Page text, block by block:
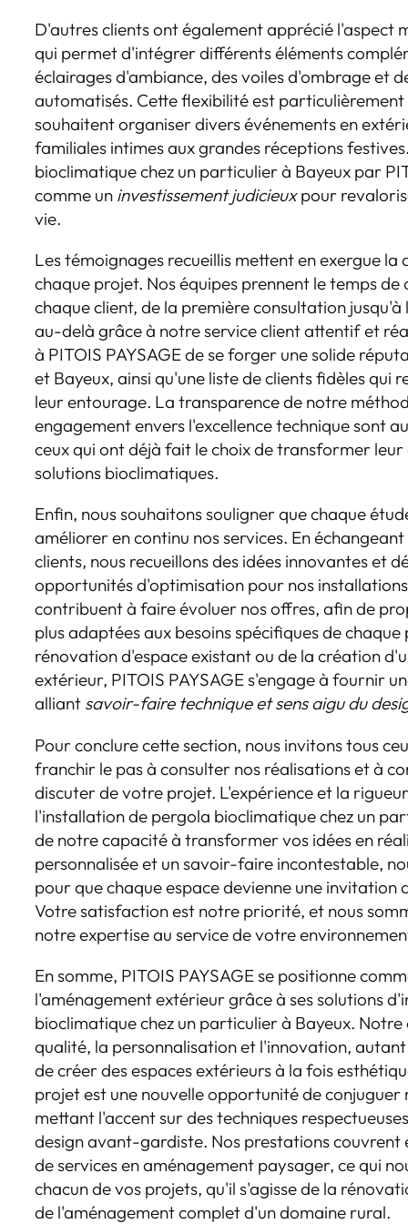
D'autres clients ont également apprécié l'aspect
qui permet d'intégrer différents éléments
éclairages d'ambiance, des voiles d'ombrage et
automatisés. Cette flexibilité est
souhaitent organiser divers événements en
familiales intimes aux grandes réceptions
bioclimatique chez un particulier à Bayeux par
comme un investissement judicieuxpour
vie.
Les témoignages recueillis mettent en exergue
chaque projet. Nos équipes prennent le temps
chaque client, de la première consultation
au-delà grâce à notre service client attentif et
à PITOIS PAYSAGE de se forger une solide
et Bayeux, ainsi qu'une liste de clients fidèles qui
leur entourage. La transparence de notre
engagement envers l'excellence technique sont
ceux qui ont déjà fait le choix de transformer
solutions bioclimatiques.
Enfin, nous souhaitons souligner que chaque
améliorer en continu nos services. En
clients, nous recueillons des idées innovantes et
opportunités d'optimisation pour nos
contribuent à faire évoluer nos offres, afin de
plus adaptées aux besoins spécifiques de
rénovation d'espace existant ou de la création
extérieur, PITOIS PAYSAGE s'engage à fournir
alliant savoir-faire technique et sens aigu du
Pour conclure cette section, nous invitons tous
franchir le pas à consulter nos réalisations et à
discuter de votre projet. L'expérience et la
l'installation de pergola bioclimatique chez un
de notre capacité à transformer vos idées en
personnalisée et un savoir-faire incontestable,
pour que chaque espace devienne une
Votre satisfaction est notre priorité, et nous
notre expertise au service de votre
En somme, PITOIS PAYSAGE se positionne
l'aménagement extérieur grâce à ses solutions
bioclimatique chez un particulier à Bayeux.
qualité, la personnalisation et l'innovation,
de créer des espaces extérieurs à la fois
projet est une nouvelle opportunité de
mettant l'accent sur des techniques
design avant-gardiste. Nos prestations couvrent
de services en aménagement paysager, ce qui
chacun de vos projets, qu'il s'agisse de la
de l'aménagement complet d'un domaine rural.